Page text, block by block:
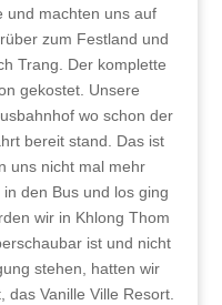
und machten uns auf
zum Festland und
Trang. Der komplette
gekostet. Unsere
wo schon der
bereit stand. Das ist
uns nicht mal mehr
den Bus und los ging
wir in Khlong Thom
ist und nicht
stehen, hatten wir
Vanille Ville Resort.